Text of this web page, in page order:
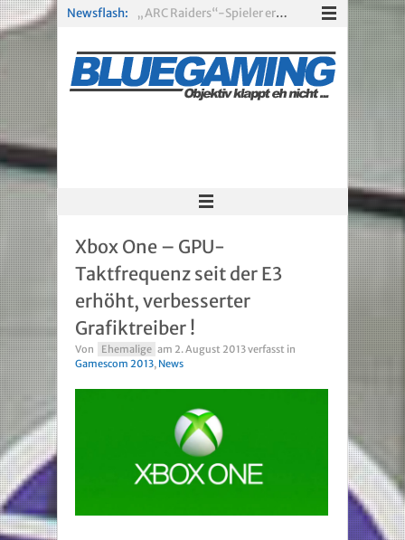
Newsflash:
„ARC Raiders“-Spieler erhalten exklusives Outfit für „The Finals“
PS5-Disc vor dem Aus: Warum der Fan-Protest gegen Sony ins Leere läuft
„Borderlands 4“ trifft „Subnautica“: Kostenloses Update schickt euch in die Tiefsee
Xbox Game Pass: Diese neuen Spiele erscheinen im August 2026
Xbox One – GPU-
Taktfrequenz seit der E3
erhöht, verbesserter
Grafiktreiber !
Von Ehemalige am 2. August 2013verfasst in
Gamescom 2013, News